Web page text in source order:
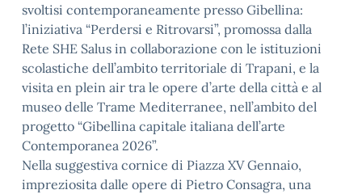
svoltisi contemporaneamente presso Gibellina:
l’iniziativa “Perdersi e Ritrovarsi”, promossa dalla
Rete SHE Salus in collaborazione con le istituzioni
scolastiche dell’ambito territoriale di Trapani, e la
visita en plein air tra le opere d’arte della città e al
museo delle Trame Mediterranee, nell’ambito del
progetto “Gibellina capitale italiana dell’arte
Contemporanea 2026”.
Nella suggestiva cornice di Piazza XV Gennaio,
impreziosita dalle opere di Pietro Consagra, una